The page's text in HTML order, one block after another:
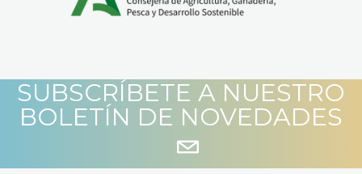
SUBSCRÍBETE A NUESTRO
BOLETÍN DE NOVEDADES